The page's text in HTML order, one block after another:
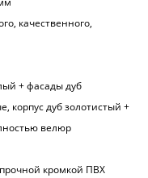
качественного,
+ фасады дуб
корпус дуб золотистый +
велюр
кромкой ПВХ